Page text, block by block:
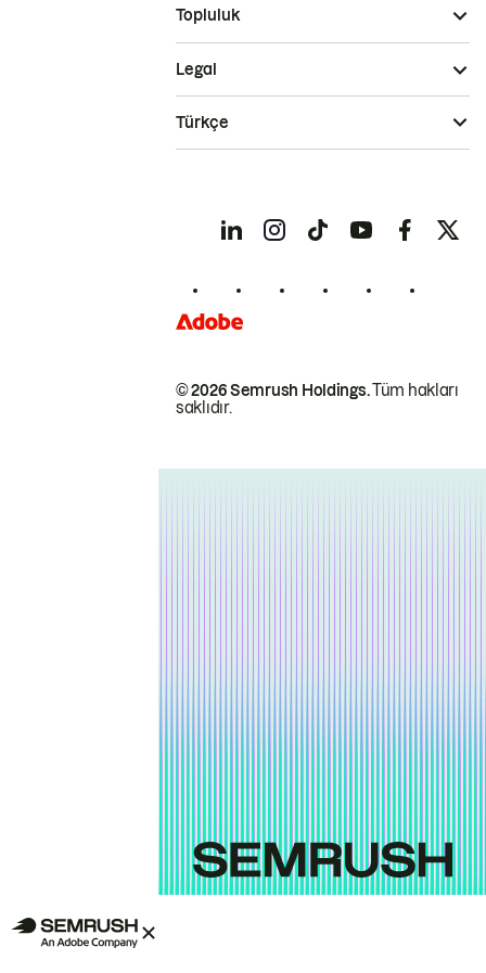
Topluluk
© 2026 Semrush Holdings.Tüm hakları
saklıdır.
Legal
Türkçe